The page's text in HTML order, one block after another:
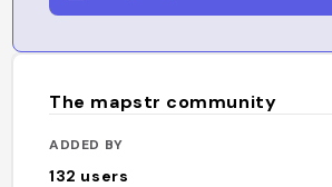
The mapstr community
ADDED BY
132 users